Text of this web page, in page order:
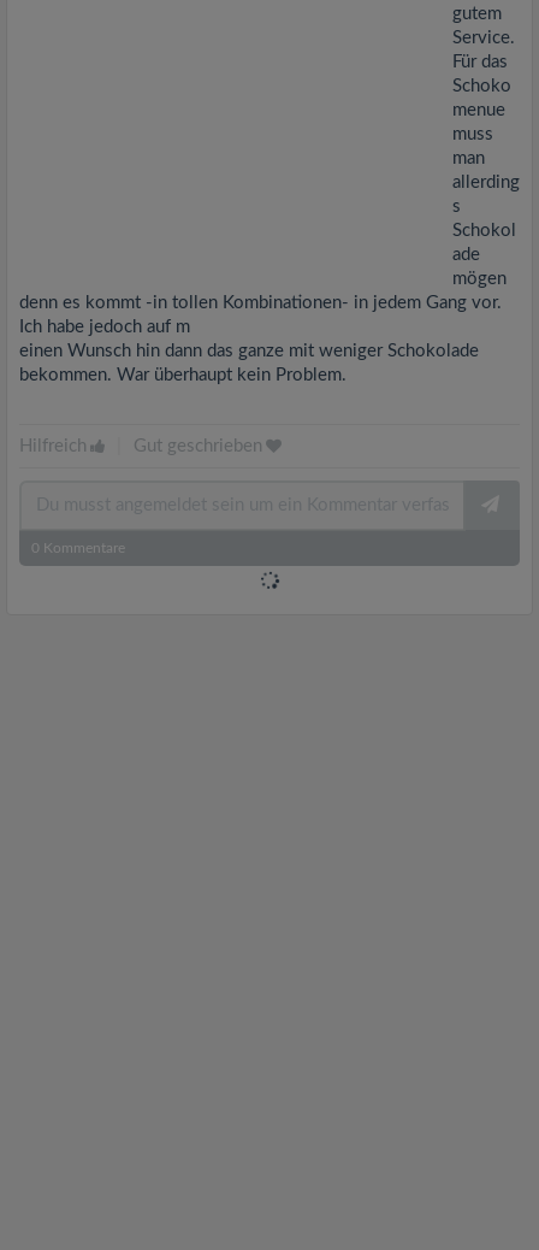
gutem
Service.
Für das
Schoko
menue
muss
man
allerding
s
Schokol
ade
mögen
denn es kommt -in tollen Kombinationen- in jedem Gang vor.
Ich habe jedoch auf m
einen Wunsch hin dann das ganze mit weniger Schokolade
bekommen. War überhaupt kein Problem.
Hilfreich Gut geschrieben
0 Kommentare